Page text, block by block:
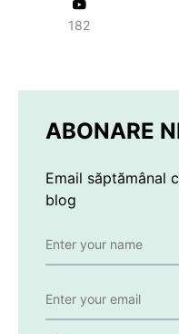
182
ABONARE
Email săptămânal
blog